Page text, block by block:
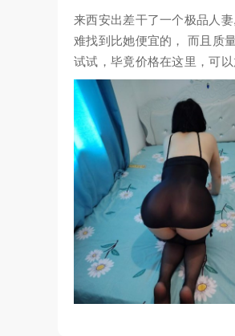
来西安出差干了一个极品人
难找到比她便宜的， 而且质
试试，毕竟价格在这里，可以